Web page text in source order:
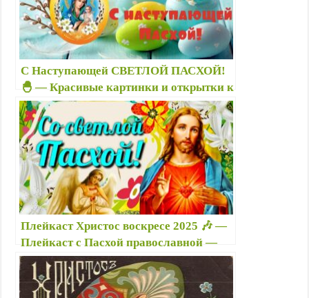
С Наступающей СВЕТЛОЙ ПАСХОЙ!
🐣 — Красивые картинки и открытки к
Пасхе Христовой — Со светлой
Пасхой! картинки с пожеланиями
друзьям
Плейкаст Христос воскресе 2025 🎶 —
Плейкаст с Пасхой православной —
Плейкаст с Пасхой Христовой 2025:
открытки музыкальные бесплатно